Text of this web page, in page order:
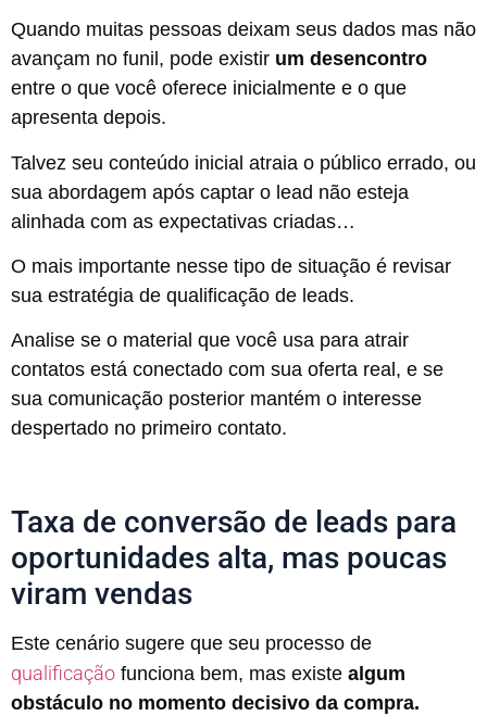
Quando muitas pessoas deixam seus dados mas não
avançam no funil, pode existir um desencontro
entre o que você oferece inicialmente e o que
apresenta depois.
Talvez seu conteúdo inicial atraia o público errado, ou
sua abordagem após captar o lead não esteja
alinhada com as expectativas criadas…
O mais importante nesse tipo de situação é revisar
sua estratégia de qualificação de leads.
Analise se o material que você usa para atrair
contatos está conectado com sua oferta real, e se
sua comunicação posterior mantém o interesse
despertado no primeiro contato.
Taxa de conversão de leads para
oportunidades alta, mas poucas
viram vendas
Este cenário sugere que seu processo de
qualificação funciona bem, mas existe algum
obstáculo no momento decisivo da compra.